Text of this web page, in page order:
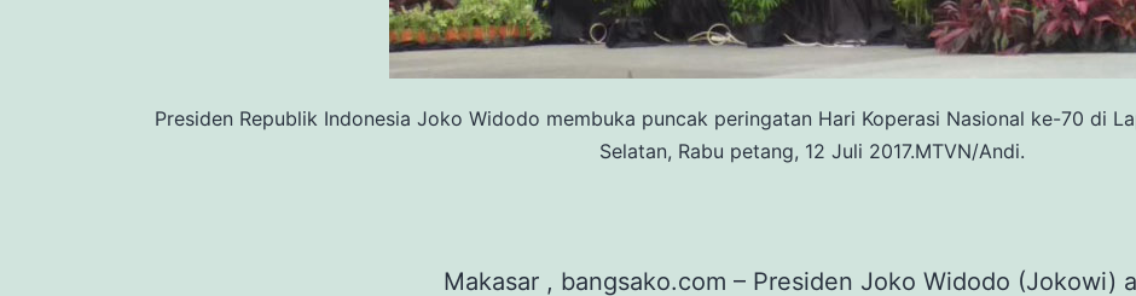
Presiden Republik Indonesia Joko Widodo membuka puncak peringatan Hari Koperasi Nasional ke-70 di
Selatan, Rabu petang, 12 Juli 2017.MTVN/Andi.
Makasar , bangsako.com – Presiden Joko Widodo (Jokowi)